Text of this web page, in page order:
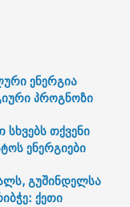
ენერგია
პროგნოზი
სხვებს თქვენი
ენერგიები
გუშინდელსა
ქეთი